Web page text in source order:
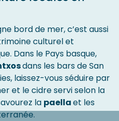
bord de mer, c’est aussi
culturel et
Dans le Pays basque,
dans les bars de San
laissez-vous séduire par
et le cidre servi selon la
la paellaet les